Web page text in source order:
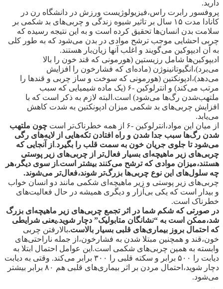
دارید.
پروفسور رابرت راس،فیزیولوژیست ورزش در دانشگاه رن در
کانادا مدت ۱۵ سال بر تاثیر شیوه زندگی و چربی‌های بد شکمی بر
سلامت بدن انسان‌ها تحقیق کرده است و به این نتیجه رسیده که
چربی احشایی موجب ترشح موادی در بدن می‌شود که به طور کلی
به آن ادیپوکین می‌گویند و اغلب آنها زیان‌بار هستند.
ادیپوکین‌ها شامل رزیستین (هورمونی که قند خون را بالا
می‌برد)،انگیوتانینوژن (ماده‌ای که فشارخون را افزایش
می‌دهد)،ادپونکتین (هورمونی که سوخت و ساز چربی و قندها را
مرتب می‌کند) و انترلوکین -۶ (یک ماده شیمیایی که سبب
ملتهب‌شدن رگ‌ها می‌شود) است.البته لازم به ذکر است که با
افزایش چربی‌های بد شکمی میزان ادپونکتین به شدت کاهش
می‌یابد.
از میان این مواد،انترلوکین -۶ از همه خطرناک‌تر است
چون ملتهب
شدن رگ‌ها سبب جدا شدن و راه افتادن تکه‌هایی از لایه‌های رگی
می‌شود تا جلوی جریان خون به سمت قلب را بگیرد. از آنجایی که
چربی‌های زیر ماهیچه‌ای بسیار فعال‌تر از چربی‌های زیر پوستی
هستند،میزان موادی که ترشح می‌کنند بیشتر است.از سوی دیگر،هر
چه سلول‌های این نوع چربی‌ها بزرگ‌تر شوند،فعال‌تر می‌شوند.
چربی‌های زیر پوستی و زیر ماهیچه‌ای شکمی مانند دو انسان خواب
و بیدار است که یکی بی‌آزار و دیگری همیشه در حال فعالیت‌های
خطرناک است.
در صورتی که شکم شما در اثر تجمع چربی‌های زیر ماهیچه‌ای بزرگ
شد،ممکن است به “نشانگان متابولیک” دچار شوید.یعنی شرایطی
که احتمال بروز بیماری‌های قلبی بسیار بالاست.بالارفتن چربی
خون،قند و همچنین مبتلا شدن به فشارخون،از جمله ناراحتی‌های
وابسته به همین چربی‌های شکمی است.این عوامل احتمال ابتلا به
دیابت را ۵۰۰ برابر و سکته قلبی را ۳۰۰ برابر می‌کند. وقتی به دیابت
دچار شوید،احتمال مردن بر اثر بیماری‌های قلبی هم ۸۰ برابر بیشتر
می‌شود.